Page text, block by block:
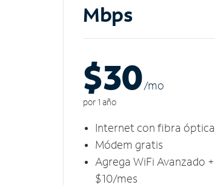
Mbps
$30/mo
por 1 año
Internet con fibra óptica
Módem gratis
Agrega WiFi Avanzado +
$10/mes